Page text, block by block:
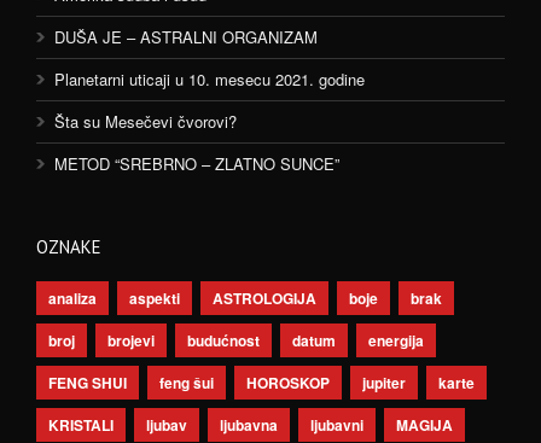
DUŠA JE – ASTRALNI ORGANIZAM
Planetarni uticaji u 10. mesecu 2021. godine
Šta su Mesečevi čvorovi?
METOD “SREBRNO – ZLATNO SUNCE”
OZNAKE
analiza aspekti ASTROLOGIJA boje
brak
broj
brojevi budućnost datum
energija
FENG SHUI
feng šui HOROSKOP jupiter
karte
KRISTALI
ljubav ljubavna ljubavni MAGIJA